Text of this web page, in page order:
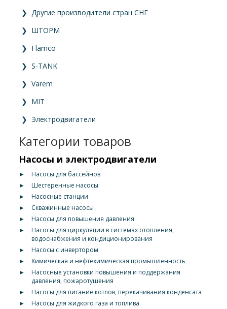
❯ Другие производители стран СНГ
❯ ШТОРМ
❯ Flamco
❯ S-TANK
❯ Varem
❯ MIT
❯ Электродвигатели
Категории товаров
Насосы и электродвигатели
►
Насосы для бассейнов
►
Шестеренные насосы
►
Насосные станции
►
Скважинные насосы
►
Насосы для повышения давления
►
Насосы для циркуляции в системах отопления,
водоснабжения и кондиционирования
►
Насосы с инвертором
►
Химическая и нефтехимическая промышленность
►
Насосные установки повышения и поддержания
давления, пожаротушения
►
Насосы для питание котлов, перекачивания конденсата
►
Насосы для жидкого газа и топлива